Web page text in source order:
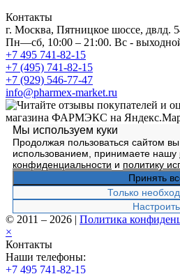
Контакты
г. Москва, Пятницкое шоссе, двлд.
Пн—сб, 10:00 – 21:00. Вс -
+7 495 741-82-15
+7 (495) 741-82-15
+7 (929) 546-77-47
info@pharmex-market.ru
Мы используем куки
Продолжая пользоваться сайтом
использованием, принимаете нашу
конфиденциальности и политику
Принять
Только
Настроить
© 2011 – 2026 | Политика
×
Контакты
Наши телефоны:
+7 495 741-82-15